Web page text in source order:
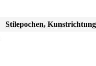
Stilepochen,